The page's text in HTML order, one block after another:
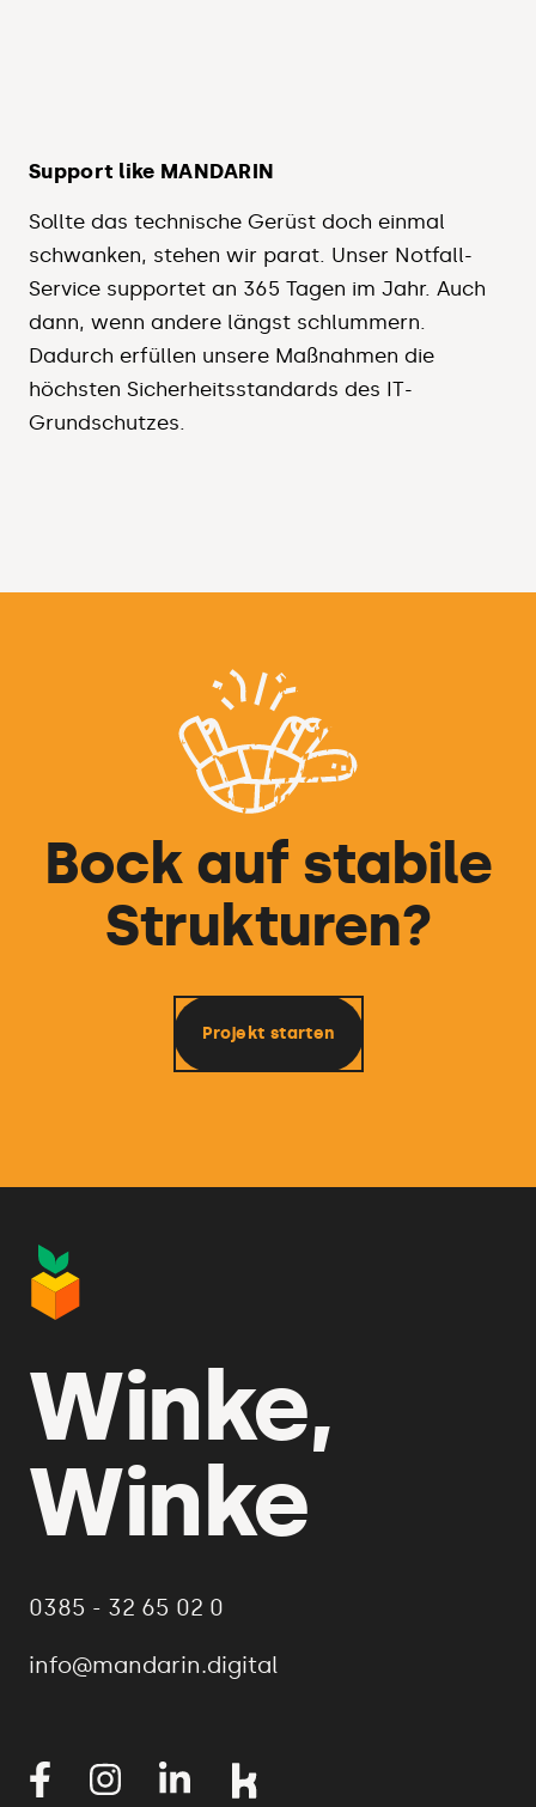
Support like MANDARIN
Sollte das technische Gerüst doch einmal
schwanken, stehen wir parat. Unser Notfall-
Service supportet an 365 Tagen im Jahr. Auch
dann, wenn andere längst schlummern.
Dadurch erfüllen unsere Maßnahmen die
höchsten Sicherheitsstandards des IT-
Grundschutzes.
Bock auf stabile
Strukturen?
Projekt starten
Winke,
Winke
0385 - 32 65 02 0
info@mandarin.digital